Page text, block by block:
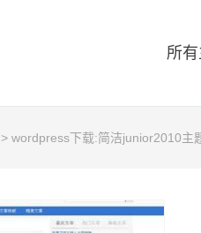
所
> wordpress下载:简洁junior2010主